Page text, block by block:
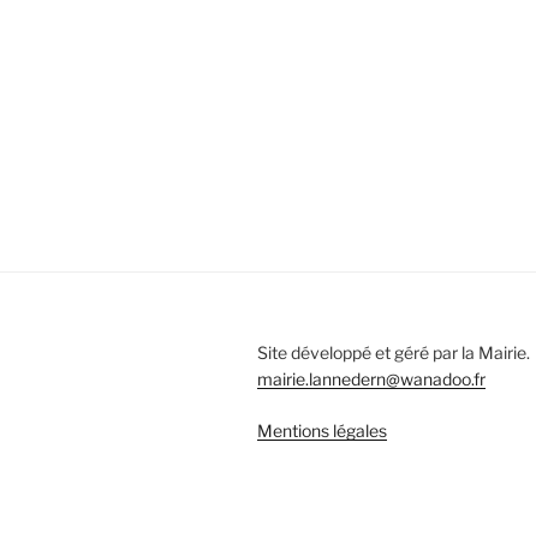
Site développé et géré par la Mairie.
mairie.lannedern@wanadoo.fr
Mentions légales